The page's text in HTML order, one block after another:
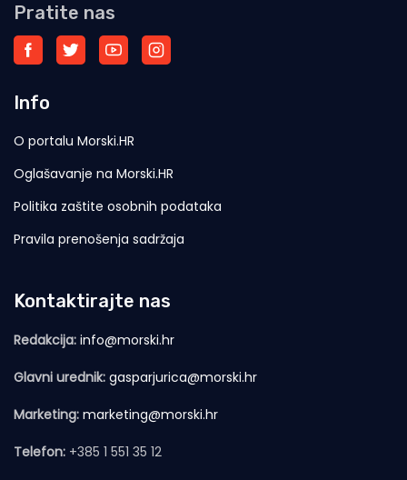
Pratite nas
Info
O portalu Morski.HR
Oglašavanje na Morski.HR
Politika zaštite osobnih podataka
Pravila prenošenja sadržaja
Kontaktirajte nas
Redakcija: info@morski.hr
Glavni urednik: gasparjurica@morski.hr
Marketing: marketing@morski.hr
Telefon: +385 1 551 35 12